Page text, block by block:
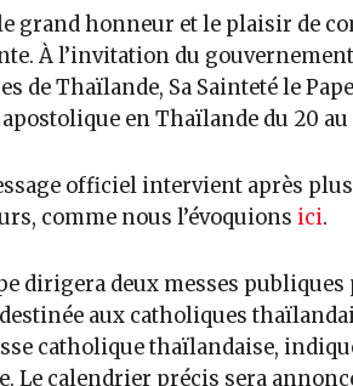
le grand honneur et le plaisir de
À l’invitation du
de Thaïlande, Sa Sainteté le
en Thaïlande du 20 au
officiel intervient après
comme nous l’évoquions ici.
dirigera deux messes
aux catholiques
catholique thaïlandaise,
Le calendrier précis sera